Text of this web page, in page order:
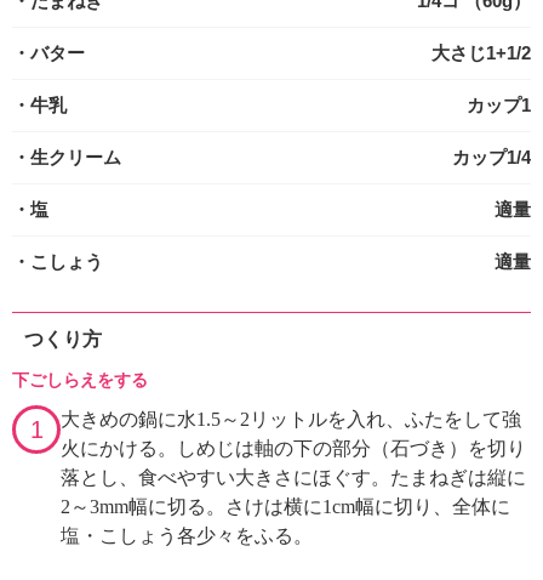
・バター 大さじ1+1/2
・牛乳 カップ1
・生クリーム カップ1/4
・塩 適量
・こしょう 適量
つくり方
下ごしらえをする
1
大きめの鍋に水1.5～2リットルを入れ、ふたをして強
火にかける。しめじは軸の下の部分（石づき）を切り
落とし、食べやすい大きさにほぐす。たまねぎは縦に
2～3mm幅に切る。さけは横に1cm幅に切り、全体に
塩・こしょう各少々をふる。